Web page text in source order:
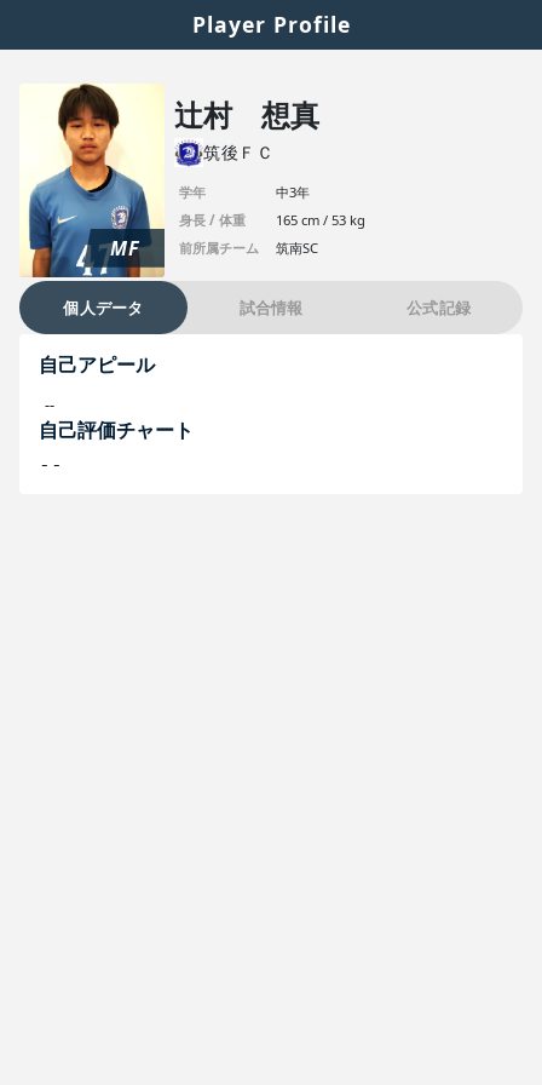
Player Profile
MF
辻村 想真
筑後ＦＣ
学年
中3年
身長 / 体重
165 cm / 53 kg
前所属チーム
筑南SC
個人データ 試合情報 公式記録
自己アピール
--
自己評価チャート
--